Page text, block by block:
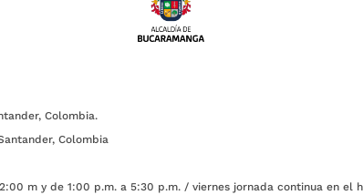
Colombia.
Colombia
m y de 1:00 p.m. a 5:30 p.m. / viernes jornada continua en el